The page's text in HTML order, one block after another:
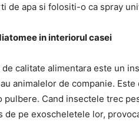
de apa si folositi-o ca spray
in interiorul casei
calitate alimentara este un
animalelor de companie.
pulbere. Cand insectele trec
pe exoscheletele lor,